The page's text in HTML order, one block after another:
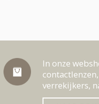
In onze
verrekijkers,